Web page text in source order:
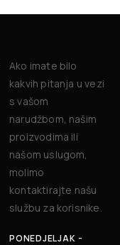
Ako imate bilo
kakvih pitanja u vezi
s vašom
narudžbom, našim
proizvodima ili
našom uslugom,
molimo
kontaktirajte našu
službu za korisnike.
PONEDJELJAK -